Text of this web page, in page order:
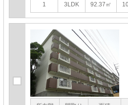
1 3LDK 92.37㎡